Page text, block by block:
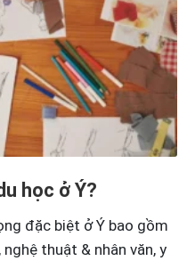
học ở Ý?
đặc biệt ở Ý bao gồm
thuật & nhân văn, y